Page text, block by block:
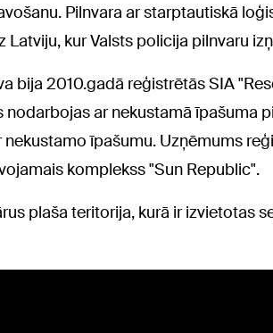
Pilnvara ar starptautiskā
kur Valsts policija pilnvaru
bija 2010.gadā reģistrētās SIA
ar nekustamā īpašuma
īpašumu. Uzņēmums
komplekss "Sun Republic".
plaša teritorija, kurā ir izvietotas